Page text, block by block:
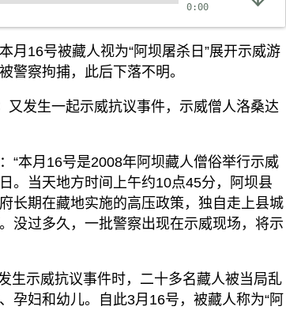
0:00
月16号被藏人视为“阿坝屠杀日”展开示威游
警察拘捕，此后下落不明。
又发生一起示威抗议事件，示威僧人洛桑达
“本月16号是2008年阿坝藏人僧俗举行示威
。当天地方时间上午约10点45分，阿坝县
长期在藏地实施的高压政策，独自走上县城
没过多久，一批警察出现在示威现场，将示
生示威抗议事件时，二十多名藏人被当局乱
孕妇和幼儿。自此3月16号，被藏人称为“阿